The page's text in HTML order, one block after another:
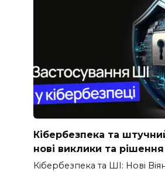
Кібербезпека та
нові виклики та
Кібербезпека та ШІ: Нові